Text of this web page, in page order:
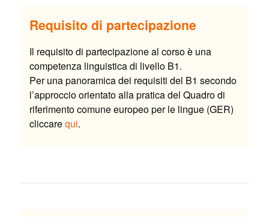
Requisito di partecipazione
Il requisito di partecipazione al corso è una
competenza linguistica di livello B1.
Per una panoramica dei requisiti del B1 secondo
l’approccio orientato alla pratica del Quadro di
riferimento comune europeo per le lingue (GER)
cliccarequi.